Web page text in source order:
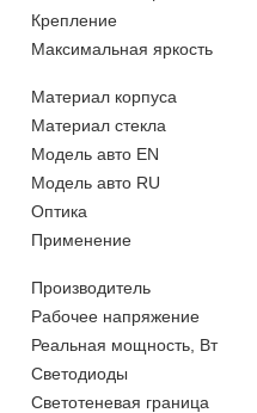
Крепление
Максимальная яркость
Материал корпуса
Материал стекла
Модель авто EN
Модель авто RU
Оптика
Применение
Производитель
Рабочее напряжение
Реальная мощность, Вт
Светодиоды
Светотеневая граница